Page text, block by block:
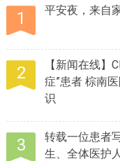
平安夜，来自
【新闻在线】
症”患者 棕南
识
转载一位患者
生、全体医护